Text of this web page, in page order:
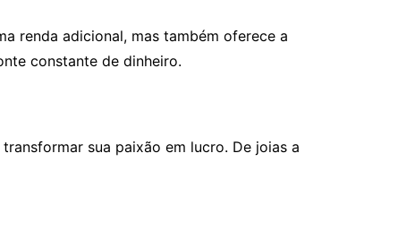
renda adicional, mas também oferece a
constante de dinheiro.
sua paixão em lucro. De joias a